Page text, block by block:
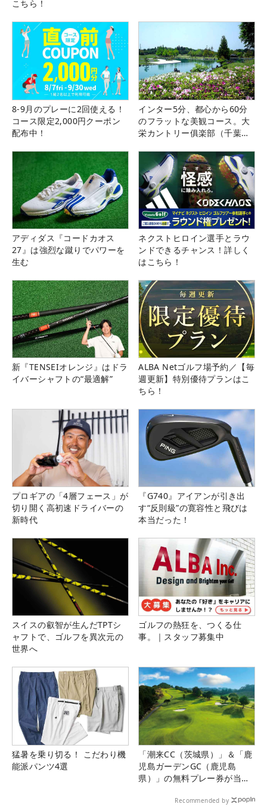
こちら！
8-9月のプレーに2回使える！
コース限定2,000円クーポン
配布中！
インター5分、都心から60分
のフラットな美観コース。大
栄カントリー俱楽部（千葉
アディダス『コードカオス
27』は強烈な蹴りでパワーを
生む
ネクストヒロイン選手とラウ
ンドできるチャンス！詳しく
はこちら！
新『TENSEIオレンジ』はドラ
イバーシャフトの“最適解”
ALBA Netゴルフ場予約／【毎
週更新】特別優待プランはこ
ちら！
プロギアの「4層フェース」が
切り開く高初速ドライバーの
新時代
『G740』アイアンが引き出
す“反則級”の寛容性と飛びは
本当だった！
スイスの叡智が生んだTPTシ
ャフトで、ゴルフを異次元の
世界へ
ゴルフの熱狂を、つくる仕
事。｜スタッフ募集中
猛暑を乗り切る！ こだわり機
能派パンツ4選
「潮来CC（茨城県）」＆「鹿
児島ガーデンGC（鹿児島
県）」の無料プレー券が当た
Recommended by